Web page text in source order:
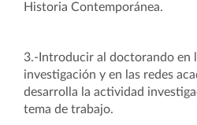
Historia Contemporánea.
3.-Introducir al doctorando en
investigación y en las redes
desarrolla la actividad
tema de trabajo.